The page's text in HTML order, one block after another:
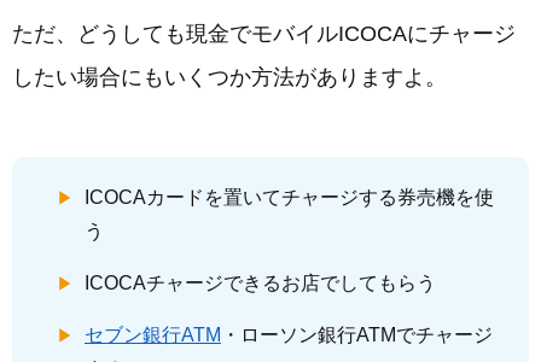
ただ、どうしても現金でモバイルICOCAにチャージ
したい場合にもいくつか方法がありますよ。
ICOCAカードを置いてチャージする券売機を使
う
ICOCAチャージできるお店でしてもらう
セブン銀行ATM ・ローソン銀行ATMでチャージ